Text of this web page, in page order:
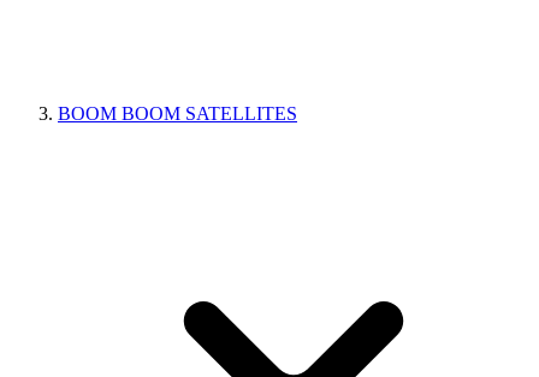
BOOM BOOM SATELLITES